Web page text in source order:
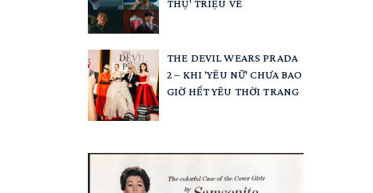
THỤ' TRIỆU VÉ
THE DEVIL WEARS PRADA
2 – KHI 'YÊU NỮ' CHƯA BAO
GIỜ HẾT YÊU THỜI TRANG